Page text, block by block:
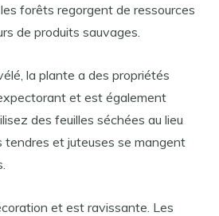
forêts regorgent de ressources
de produits sauvages.
la plante a des propriétés
et est également
des feuilles séchées au lieu
tendres et juteuses se mangent
et est ravissante. Les